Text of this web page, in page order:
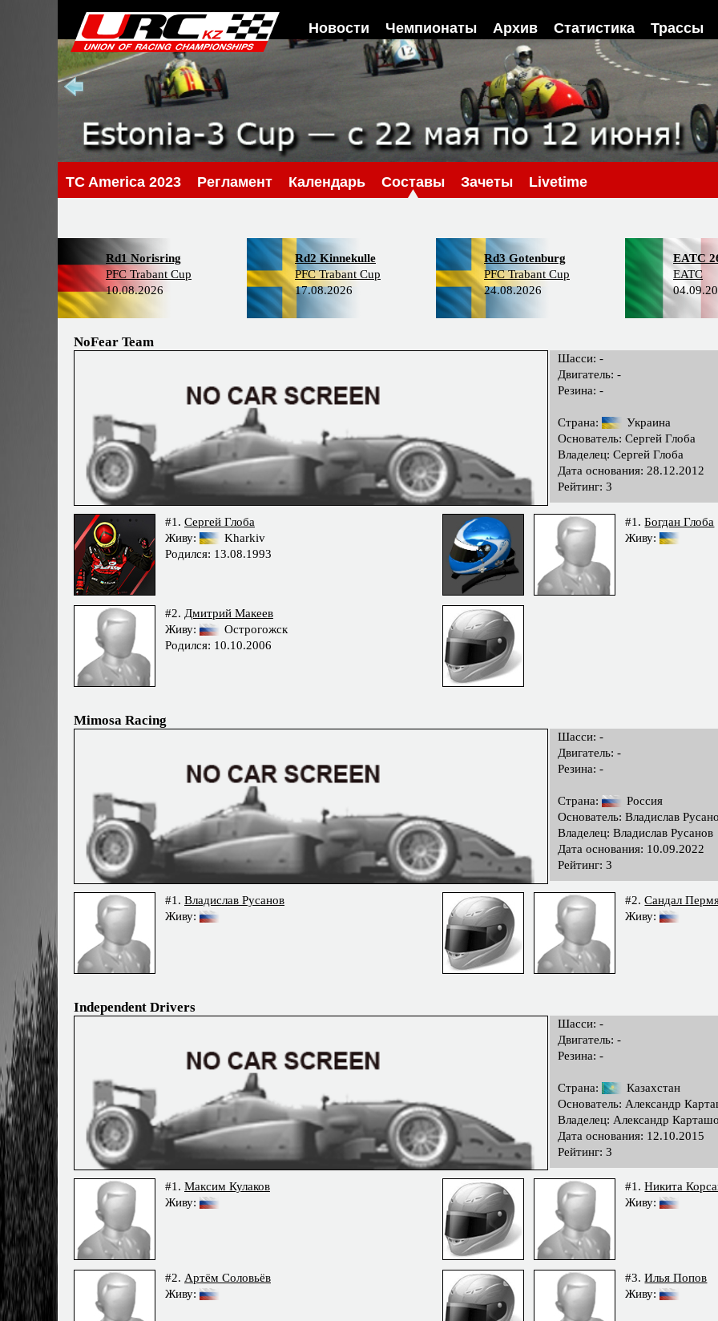
Новости Чемпионаты Архив Статистика Трассы
TC America 2023 Регламент Календарь Составы Зачеты Livetime
Rd1 Norisring
PFC Trabant Cup
10.08.2026
Rd2 Kinnekulle
PFC Trabant Cup
17.08.2026
Rd3 Gotenburg
PFC Trabant Cup
24.08.2026
EATC
EATC
NoFear Team
Шасси: -
Двигатель: -
Резина: -
Страна:
Украина
Основатель: Сергей Глоба
Владелец: Сергей Глоба
Дата основания: 28.12.2012
Рейтинг: 3
#1. Сергей Глоба
Живу:
Kharkiv
Родился: 13.08.1993
#1.Богдан Глоба
Живу:
#2. Дмитрий Макеев
Живу:
Острогожск
Родился: 10.10.2006
Mimosa Racing
Шасси: -
Двигатель: -
Резина: -
Страна:
Россия
Основатель: Владислав
Владелец: Владислав Русанов
Дата основания: 10.09.2022
Рейтинг: 3
#1. Владислав Русанов
Живу:
#2.Сандал
Живу:
Independent Drivers
Шасси: -
Двигатель: -
Резина: -
Страна:
Казахстан
Основатель: Александр
Владелец: Александр
Дата основания: 12.10.2015
Рейтинг: 3
#1. Максим Кулаков
Живу:
#1.Никита
Живу:
#2. Артём Соловьёв
Живу:
#3.Илья Попов
Живу: